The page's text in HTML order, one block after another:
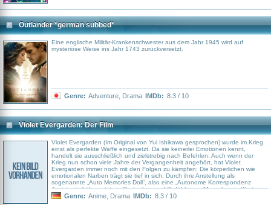
Outlander *german subbed*
Eine englische Militär-Krankenschwester aus dem Jahr 1945 wird auf
mysteriöse Weise ins Jahr 1743 zurückversetzt.
Genre: Adventure Drama IMDb: 8.3 / 10
Violet Evergarden: Der Film
Violet Evergarden (Im Original von Yui Ishikawa gesprochen) wurde im Krieg
einst als perfekte Waffe eingesetzt. Da sie keinerlei Emotionen kennt,
handelt sie ausschließlich und zielstrebig nach Befehlen. Auch wenn der
Krieg nun schon viele Jahre der Vergangenheit angehört, hat Violet
Evergarden immer noch mit den Folgen zu kämpfen: Die körperlichen wie
emotionalen Narben trägt sie tief in sich. Durch ihre Anstellung als
sogenannte „Auto Memories Doll“, also eine „Autonome Korrespondenz
Assistentin“ übersetzt sie Gedanken und Gefühle von Menschen in Worte
und überbringt diese als Briefe. Dabei begegnet Violet vielen verschiedenen
Genre: Anime Drama IMDb: 8.3 / 10